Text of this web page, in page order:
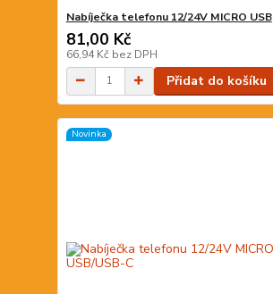
Nabíječka telefonu 12/24V MICRO USB
81,00 Kč
66,94 Kč bez DPH
Přidat do košíku
Novinka